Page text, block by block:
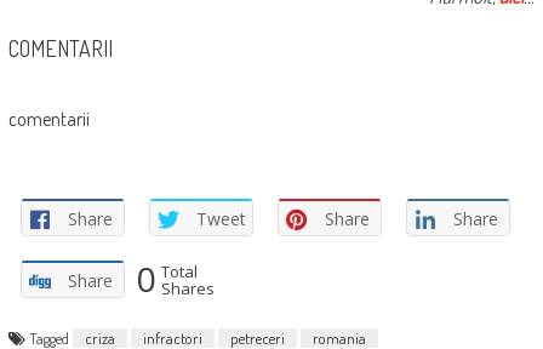
COMENTARII
comentarii
Share Tweet Share Share
Share 0 Total
Shares
Tagged criza infractori petreceri romania